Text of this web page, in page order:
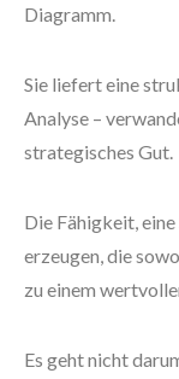
Diagramm.
Sie liefert eine
Analyse –
strategisches Gut.
Die Fähigkeit,
erzeugen, die
zu einem
Es geht nicht